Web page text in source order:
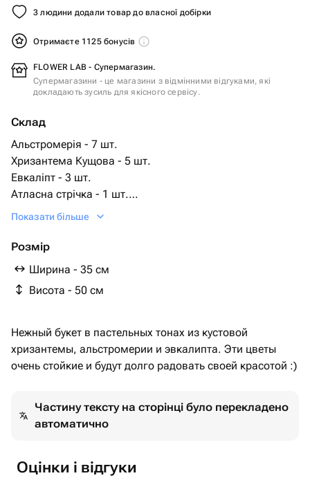
3 людини додали товар до власної добірки
Отримаєте 1125 бонусів
FLOWER LAB - Супермагазин.
Супермагазини - це магазини з відмінними відгуками, які
докладають зусиль для якісного сервісу.
Склад
Альстромерія - 7 шт.
Хризантема Кущова - 5 шт.
Евкаліпт - 3 шт.
Атласна стрічка - 1 шт.
Дизайнерська упаковка - 2 шт.
Показати більше
Розмір
Ширина - 35 см
Висота - 50 см
Нежный букет в пастельных тонах из кустовой
хризантемы, альстромерии и эвкалипта. Эти цветы
очень стойкие и будут долго радовать своей красотой :)
Частину тексту на сторінці було перекладено
автоматично
Оцінки і відгуки